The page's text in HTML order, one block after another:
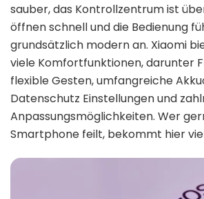
sauber, das Kontrollzentrum ist
öffnen schnell und die Bedienung
grundsätzlich modern an. Xiaomi
viele Komfortfunktionen, darunter
flexible Gesten, umfangreiche
Datenschutz Einstellungen und
Anpassungsmöglichkeiten. Wer
Smartphone feilt, bekommt hier